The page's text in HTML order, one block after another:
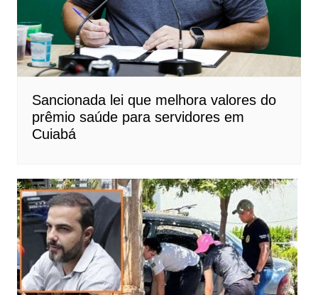
Sancionada lei que melhora valores do
prêmio saúde para servidores em
Cuiabá